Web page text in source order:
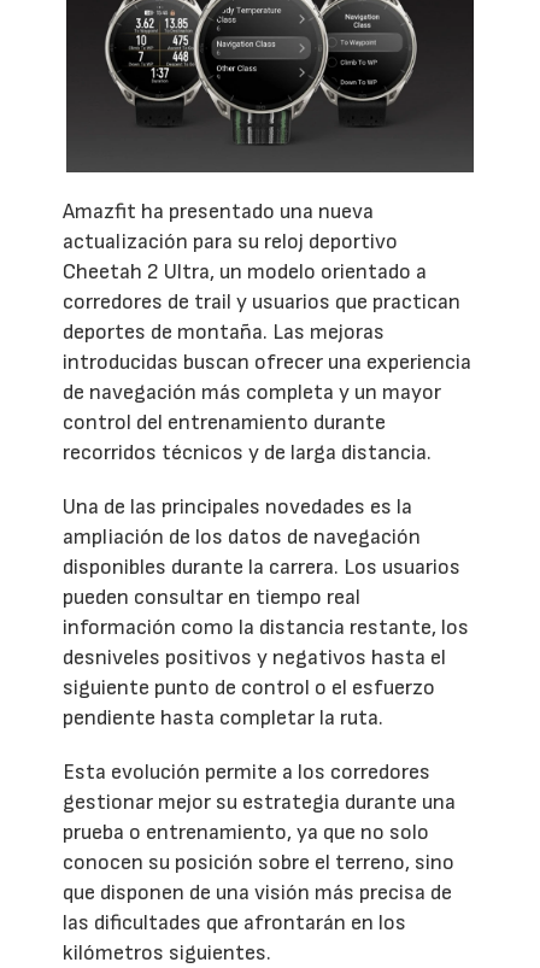
Amazfit ha presentado una nueva
actualización para su reloj deportivo
Cheetah 2 Ultra, un modelo orientado a
corredores de trail y usuarios que practican
deportes de montaña. Las mejoras
introducidas buscan ofrecer una experiencia
de navegación más completa y un mayor
control del entrenamiento durante
recorridos técnicos y de larga distancia.
Una de las principales novedades es la
ampliación de los datos de navegación
disponibles durante la carrera. Los usuarios
pueden consultar en tiempo real
información como la distancia restante, los
desniveles positivos y negativos hasta el
siguiente punto de control o el esfuerzo
pendiente hasta completar la ruta.
Esta evolución permite a los corredores
gestionar mejor su estrategia durante una
prueba o entrenamiento, ya que no solo
conocen su posición sobre el terreno, sino
que disponen de una visión más precisa de
las dificultades que afrontarán en los
kilómetros siguientes.